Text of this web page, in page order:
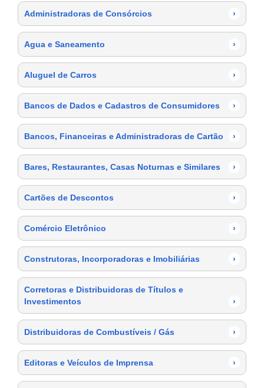
Administradoras de Consórcios ›
Agua e Saneamento ›
Aluguel de Carros ›
Bancos de Dados e Cadastros de Consumidores ›
Bancos, Financeiras e Administradoras de Cartão ›
Bares, Restaurantes, Casas Noturnas e Similares ›
Cartões de Descontos ›
Comércio Eletrônico ›
Construtoras, Incorporadoras e Imobiliárias ›
Corretoras e Distribuidoras de Títulos e
Investimentos
›
Distribuidoras de Combustíveis / Gás ›
Editoras e Veículos de Imprensa ›